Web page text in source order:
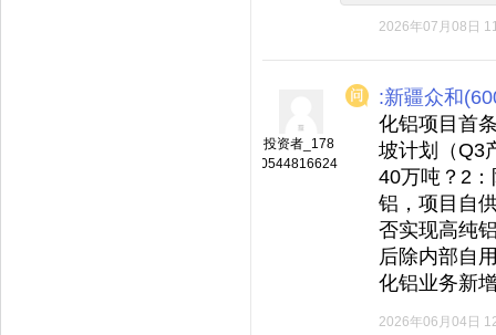
2026年07月08日
投资者_178
0544816624
:新疆众和
化铝项目首
坡计划（Q3
40万吨？2
铝，项目自
否实现高纯
后除内部自
化铝业务新
2026年06月04日